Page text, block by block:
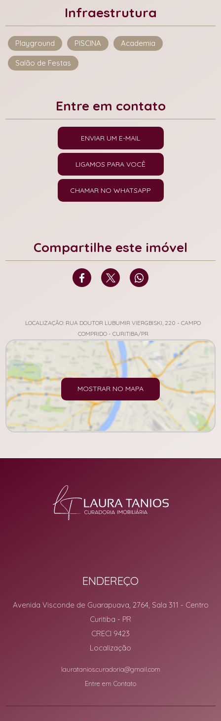
Infraestrutura
Playground PISCINA Academia
Salão de Festas
Entre em contato
ENVIAR UM E-MAIL
LIGAMOS PARA VOCÊ
CHAMAR NO WHATSAPP
Compartilhe este imóvel
LOCALIZAÇÃO: RUA DOUTOR LUBUMIR VIERGBISKI, 220 - CAMPO
COMPRIDO - CURITIBA/PR
MOSTRAR NO MAPA
ENDEREÇO
Avenida Visconde de Guarapuava, 2764, Sala 311 - Centro
Curitiba - PR
CRECI 9423
Localização
lauratanios.curadoria@gmail.com
Entre em Contato